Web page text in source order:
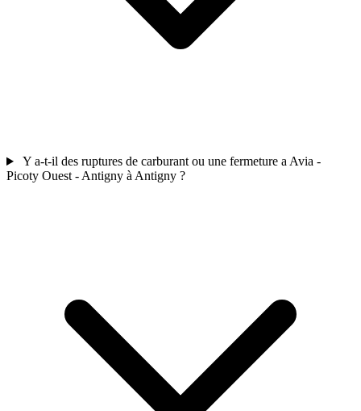
Y a-t-il des ruptures de carburant ou une fermeture a Avia -
Picoty Ouest - Antigny à Antigny ?